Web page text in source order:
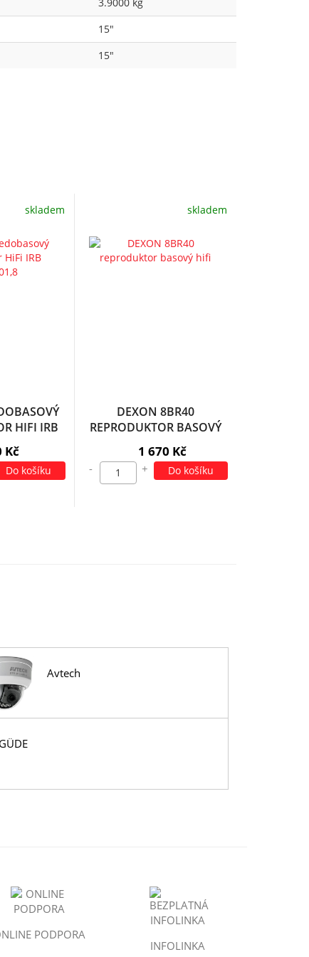
15"
15"
skladem
HIFI IRB
Kč
Do košíku
skladem
DEXON 8BR40
REPRODUKTOR BASOVÝ
1 670 Kč
- + Do košíku
Avtech
GÜDE
PODPORA
INFOLINKA